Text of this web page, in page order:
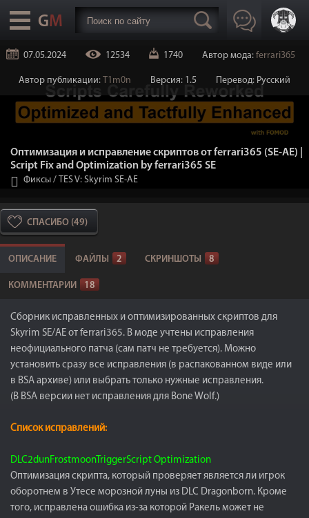
07.05.2024 12534 1740 Автор мода: ferrari365
Автор публикации: T1m0n Версия: 1.5 Перевод: Русский
Оптимизация и исправление скриптов от ferrari365 (SE-AE) |
Script Fix and Optimization by ferrari365 SE
Фиксы / TES V: Skyrim SE-AE
СПАСИБО (49)
ОПИСАНИЕ ФАЙЛЫ 2 СКРИНШОТЫ 8
КОММЕНТАРИИ 18
Сборник исправленных и оптимизированных скриптов для
Skyrim SE/AE от ferrari365. В моде учтены исправления
неофициального патча (сам патч не требуется). Можно
установить сразу все исправления (в распакованном виде или
в BSA архиве) или выбрать только нужные исправления.
(В BSA версии нет исправления для Bone Wolf.)
Список исправлений:
DLC2dunFrostmoonTriggerScript Optimization
Оптимизация скрипта, который проверяет является ли игрок
оборотнем в Утесе морозной луны из DLC Dragonborn. Кроме
того, исправлена ошибка из-за которой Ракель может не